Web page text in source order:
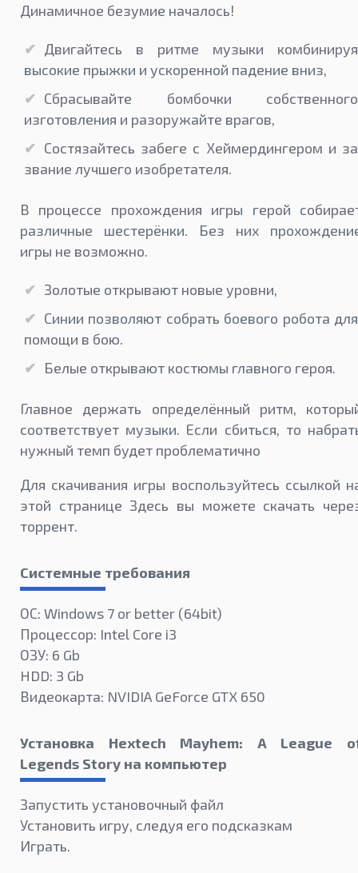
Динамичное безумие началось!
Двигайтесь в ритме музыки комбинируя
высокие прыжки и ускоренной падение вниз,
Сбрасывайте бомбочки собственного
изготовления и разоружайте врагов,
Состязайтесь забеге с Хеймердингером и за
звание лучшего изобретателя.
В процессе прохождения игры герой
различные шестерёнки. Без них
игры не возможно.
Золотые открывают новые уровни,
Синии позволяют собрать боевого робота для
помощи в бою.
Белые открывают костюмы главного героя.
Главное держать определённый ритм,
соответствует музыки. Если сбиться, то
нужный темп будет проблематично
Для скачивания игры воспользуйтесь ссылкой
этой странице Здесь вы можете скачать
торрент.
Системные требования
ОС: Windows 7 or better (64bit)
Процессор: Intel Core i3
ОЗУ: 6 Gb
HDD: 3 Gb
Видеокарта: NVIDIA GeForce GTX 650
Установка Hextech Mayhem: A League
Legends Story на компьютер
Запустить установочный файл
Установить игру, следуя его подсказкам
Играть.